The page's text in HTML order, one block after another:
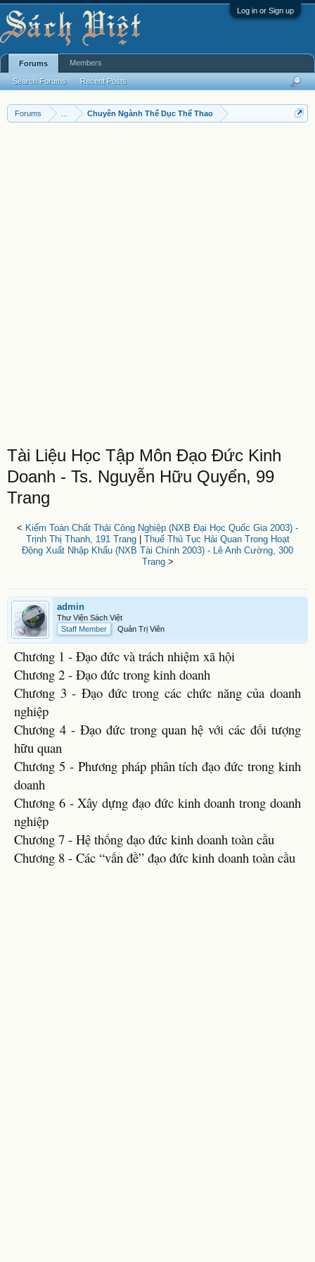
Log in or Sign up
Forums Chuyên Ngành Thể Dục Thể Thao
Tài Liệu Học Tập Môn Đạo Đức Kinh
Doanh - Ts. Nguyễn Hữu Quyển, 99
Trang
< Kiểm Toán Chất Thải Công Nghiệp (NXB Đại Học Quốc Gia 2003) -
Trịnh Thị Thanh, 191 Trang| Thuế Thủ Tục Hải Quan Trong Hoạt
Động Xuất Nhập Khẩu (NXB Tài Chính 2003) - Lê Anh Cường, 300
Trang>
admin
Thư Viện Sách Việt
Staff Member
Quản Trị Viên
Chương 1 - Đạo đức và trách nhiệm xã hội
Chương 2 - Đạo đức trong kinh doanh
Chương 3 - Đạo đức trong các chức năng của doanh
nghiệp
Chương 4 - Đạo đức trong quan hệ với các đối tượng
hữu quan
Chương 5 - Phương pháp phân tích đạo đức trong kinh
doanh
Chương 6 - Xây dựng đạo đức kinh doanh trong doanh
nghiệp
Chương 7 - Hệ thống đạo đức kinh doanh toàn cầu
Chương 8 - Các “vấn đề” đạo đức kinh doanh toàn cầu
Forums
Search Forums Recent Posts
Members